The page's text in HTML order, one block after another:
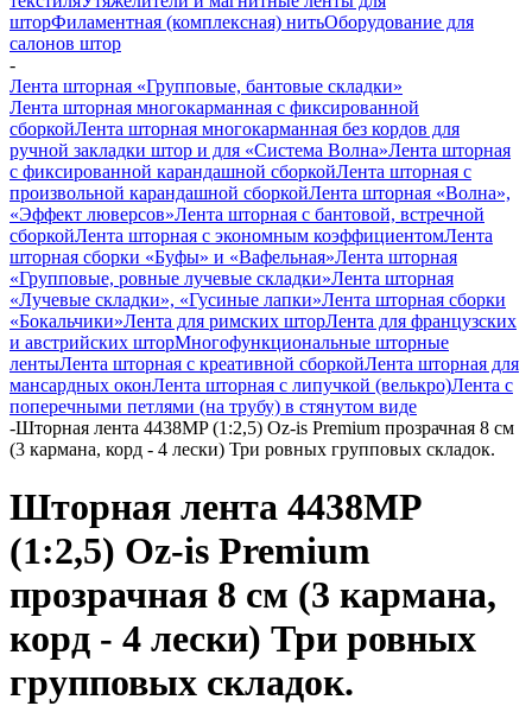
шторФиламентная (комплексная) нитьОборудование для
салонов штор
-
Лента шторная «Групповые, бантовые складки»
Лента шторная многокарманная с фиксированной
сборкойЛента шторная многокарманная без кордов для
ручной закладки штор и для «Система Волна»Лента шторная
с фиксированной карандашной сборкойЛента шторная с
произвольной карандашной сборкойЛента шторная «Волна»,
«Эффект люверсов»Лента шторная с бантовой, встречной
сборкойЛента шторная с экономным коэффициентомЛента
шторная сборки «Буфы» и «Вафельная»Лента шторная
«Групповые, ровные лучевые складки»Лента шторная
«Лучевые складки», «Гусиные лапки»Лента шторная сборки
«Бокальчики»Лента для римских шторЛента для французских
и австрийских шторМногофункциональные шторные
лентыЛента шторная с креативной сборкойЛента шторная для
мансардных оконЛента шторная с липучкой (велькро)Лента с
поперечными петлями (на трубу) в стянутом виде
-Шторная лента 4438MP (1:2,5) Oz-is Premium прозрачная 8 см
(3 кармана, корд - 4 лески) Три ровных групповых складок.
Шторная лента 4438MP
(1:2,5) Oz-is Premium
прозрачная 8 см (3 кармана,
корд - 4 лески) Три ровных
групповых складок.